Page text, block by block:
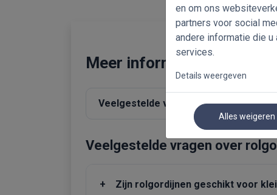
en om ons
partners voor social
andere informatie die
services.
Details weergeven
Alles weigeren
Meer informatie over
Veelgestelde vragen Waarom
Veelgestelde vragen over
+ Zijn rolgordijnen geschikt voor